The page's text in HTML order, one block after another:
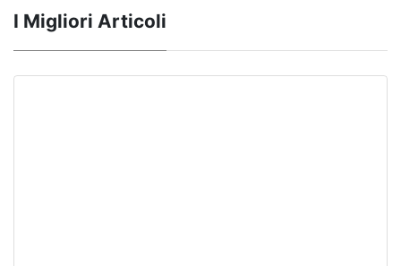
I Migliori Articoli